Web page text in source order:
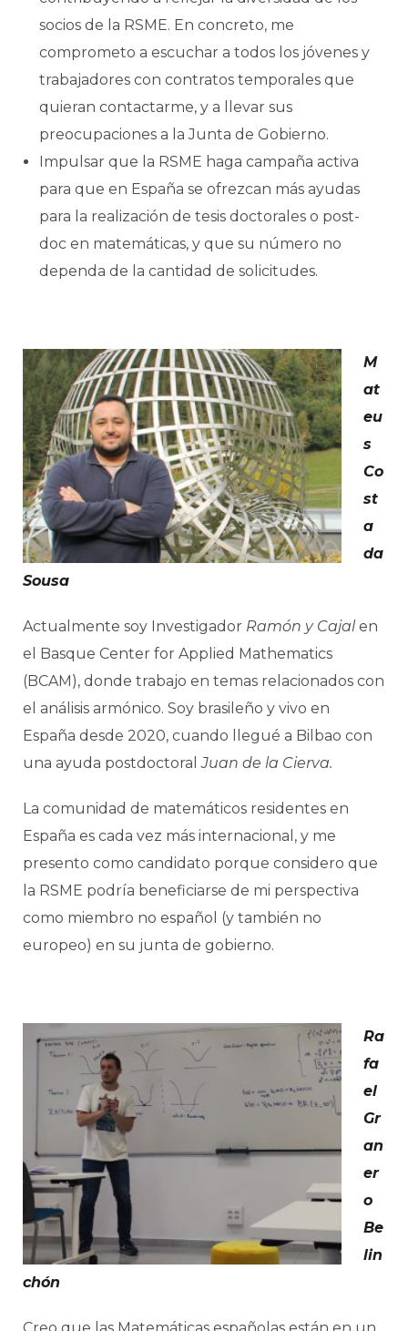
socios de la RSME. En concreto, me
comprometo a escuchar a todos los jóvenes y
trabajadores con contratos temporales que
quieran contactarme, y a llevar sus
preocupaciones a la Junta de Gobierno.
Impulsar que la RSME haga campaña activa
para que en España se ofrezcan más ayudas
para la realización de tesis doctorales o post-
doc en matemáticas, y que su número no
dependa de la cantidad de solicitudes.
M
at
eu
s
Co
st
a
da
Sousa
Actualmente soy Investigador Ramón y Cajalen
el Basque Center for Applied Mathematics
(BCAM), donde trabajo en temas relacionados con
el análisis armónico. Soy brasileño y vivo en
España desde 2020, cuando llegué a Bilbao con
una ayuda postdoctoralJuan de la Cierva.
La comunidad de matemáticos residentes en
España es cada vez más internacional, y me
presento como candidato porque considero que
la RSME podría beneficiarse de mi perspectiva
como miembro no español (y también no
europeo) en su junta de gobierno.
Ra
fa
el
Gr
an
er
o
Be
lin
chón